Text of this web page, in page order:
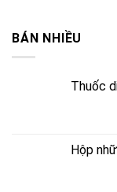
BÁN NHIỀU
Thuốc
Hộp